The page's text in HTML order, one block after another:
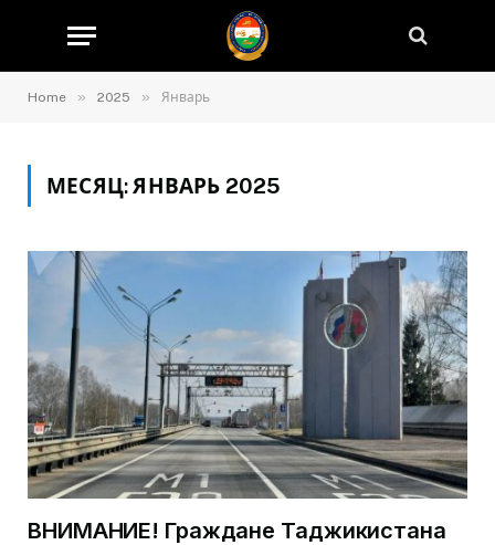
Home » 2025 » Январь
МЕСЯЦ:ЯНВАРЬ 2025
ВНИМАНИЕ! Граждане Таджикистана